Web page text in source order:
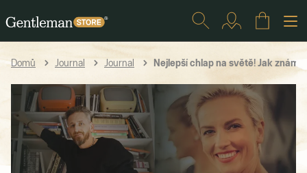
Domů Journal Journal Nejlepší chlap na světě! Jak